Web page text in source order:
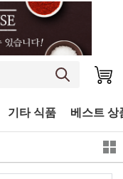
기타 식품 베스트 상